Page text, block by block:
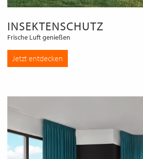
INSEKTENSCHUTZ
Frische Luft genießen
Jetzt entdecken